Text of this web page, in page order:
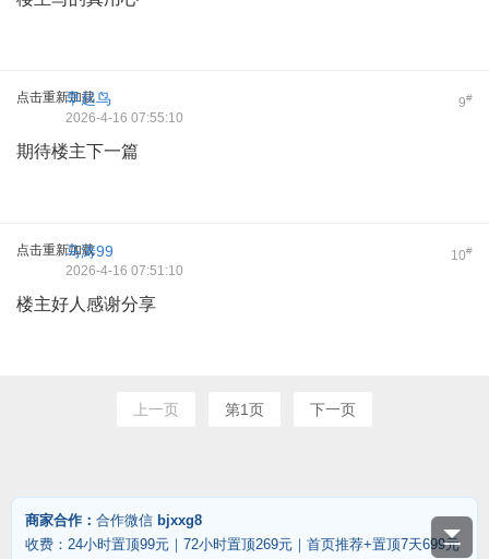
点击重新加载 9#
早起鸟
2026-4-16 07:55:10
期待楼主下一篇
点击重新加载 10#
马涛99
2026-4-16 07:51:10
楼主好人感谢分享
上一页 第1页 下一页
商家合作： 合作微信 bjxxg8
收费：24小时置顶99元｜72小时置顶269元｜首页推荐+置顶7天699元